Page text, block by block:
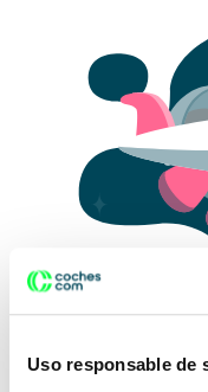
Uso responsable de